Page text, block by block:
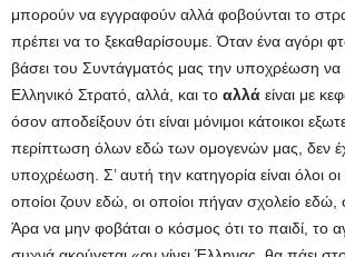
μπορούν να εγγραφούν αλλά φοβούνται το
πρέπει να το ξεκαθαρίσουμε. Όταν ένα αγόρι
βάσει του Συντάγματός μας την υποχρέωση να
Ελληνικό Στρατό, αλλά, και το αλλά είναι με
όσον αποδείξουν ότι είναι μόνιμοι κάτοικοι
περίπτωση όλων εδώ των ομογενών μας, δεν
υποχρέωση. Σ’ αυτή την κατηγορία είναι όλοι οι
οποίοι ζουν εδώ, οι οποίοι πήγαν σχολείο
Άρα να μην φοβάται ο κόσμος ότι το παιδί, το